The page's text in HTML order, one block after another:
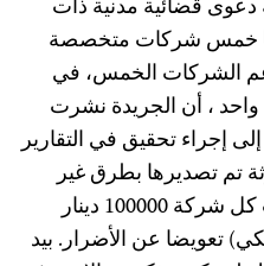
دعوى قضائية مدنية ذات
خمس شركات متخصصة
الشركات الخمس، في
، أن الجريدة نشرت
إجراء تحقيق في التقارير
تم تصديرها بطرق غير
مشروعة الى الجزائر. وتطلب كل شركة 100000 دينار
دولار أمريكي) تعويضا عن الأضرار. بيد